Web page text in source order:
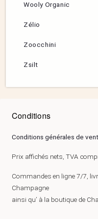
Wooly Organic
Zélio
Zoocchini
Zsilt
Conditions
Conditions générales de
Prix affichés nets, TVA
Commandes en ligne 7/7,
Champagne
ainsi qu’ à la boutique de